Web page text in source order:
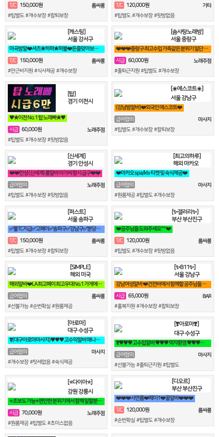
T/C
150,000원
룸싸롱
#팁별도 #개수보장 #칼퇴보장
T/C 120,000원
기타
#팁별도 #개수보장 #뒷방없음
[캐스팅]
서울 강서구
마곡밤알❤️셔츠★하퍼★퍼블❤️돈줄맞아보자★갯수보장★술강요NO★출퇴근자유
T/C
150,000원
룸싸롱
#만근비지원 #식사제공 #개수보장
[솜사탕노래방]
서울 중랑구
❤️❤️❤️중랑구 최고수입 가족같은 분위기 일단 전화주세요^^❤️❤️❤️
시급 60,000원
노래주점
#출퇴근지원 #팁별도 #개수보장
[탑]
경기 이천시
♥️★이천 No. 1 탑 노래빠★♥️
시급 60,000원
노래주점
#팁별도 #개수보장 #뒷방없음
[☀️에스코트☀️]
서울 강남구
(강남밤알바)❤️외국인 에스코트❤️
급여협의
마사지
#팁별도 #개수보장 #칼퇴보장
[신세계]
경기 안성시
❤️❤️안성 (신세계) 룸알바 아가씨 항시 급구❤️❤️
급여협의
노래주점
#팁별도 #개수보장 #뒷방없음
[최고의하루]
해외 마카오
❤️마카오 spa/ktv 티켓 및 숙식제공❤️
급여협의
마사지
#원룸제공 #팁별도 #개수보장
[퍼스트]
서울 송파구
✅풀TC지급✅고페이✅송파구✅강남구✅분당✅가락동✅역삼동✅논현
T/C
150,000원
룸싸롱
#팁별도 #개수보장 #칼퇴보장
[✨갤러리✨]
부산 부산진구
❤️공주님들 도와주세요^^❤️
T/C 120,000원
룸싸롱
#팁별도 #개수보장 #뒷방없음
[SIMPLE]
해외 미국
해외알바❤️LA 최고페이 최고우대 No.1 가게에서 직원 모집합니다❤️
급여협의
룸싸롱
#선불가능 #순번확실 #원룸제공
[✨B11✨]
서울 강남구
강남여성알바 ❤️건전바에서 함께할 공주님들 모집합니다❤️
시급 65,000원
BAR
#홀복지원 #개수보장 #칼퇴보장
[아로마]
대구 수성구
❣️(대구아로마마사지)♥♥♥ 고수익알바 매니저,관리사 급구 ♥♥♥❣️
급여협의
마사지
#개수보장 #텃세없음 #숙식제공
[❣️아로마❣️]
대구 수성구
❣️♥♥♥ 고수입알바 ♥♥♥ 먹자환영 ♥♥♥♥♥❣️
급여협의
마사지
#선불가능 #출퇴근지원 #팁별도
[⭐다이아⭐]
강원 강릉시
⭐초보도 가능⭐편안한 분위기에서 함께 일할분 찾습니다⭐
시급 70,000원
노래주점
#원룸제공 #팁별도 #초이스없음
[디오르]
부산 부산진구
❤️❤️❤️서면룸❤️페이↑❤️꿀알바❤️❤️❤️
T/C 120,000원
룸싸롱
#순번확실 #팁별도 #개수보장